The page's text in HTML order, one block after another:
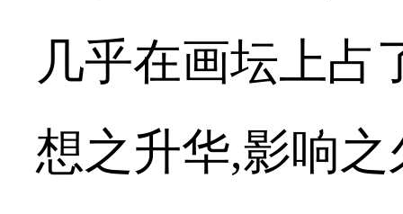
几乎在画坛上占
想之升华,影响之